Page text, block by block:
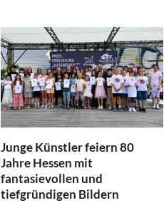
Junge Künstler feiern 80
Jahre Hessen mit
fantasievollen und
tiefgründigen Bildern